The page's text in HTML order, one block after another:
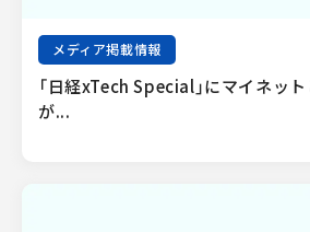
メディア掲載情報
「日経xTech Special」にマイネッ
が...